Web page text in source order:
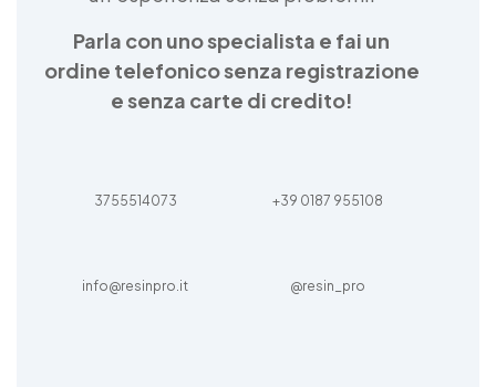
Parla con uno specialista e fai un
ordine telefonico senza registrazione
e senza carte di credito!
3755514073 +39 0187 955108
info@resinpro.it @resin_pro